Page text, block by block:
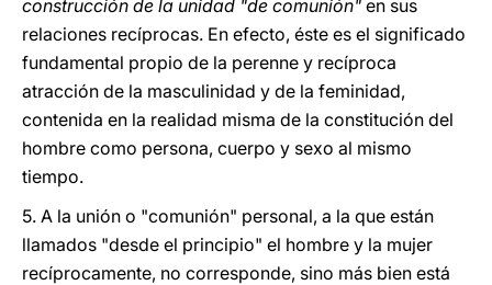
construcción de la unidad "de comunión" en sus
relaciones recíprocas. En efecto, éste es el significado
fundamental propio de la perenne y recíproca
atracción de la masculinidad y de la feminidad,
contenida en la realidad misma de la constitución del
hombre como persona, cuerpo y sexo al mismo
tiempo.
5. A la unión o "comunión" personal, a la que están
llamados "desde el principio" el hombre y la mujer
recíprocamente, no corresponde, sino más bien está